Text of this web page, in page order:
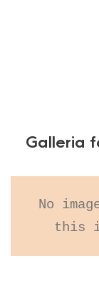
Galleria
No
this